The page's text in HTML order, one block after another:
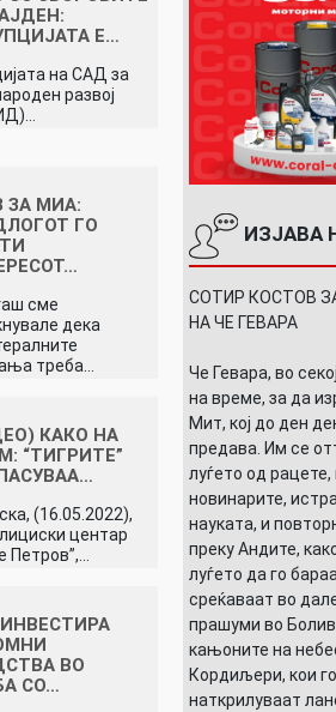
Е…
на САД за
развој
ЗА МИА:
ГО
сме
дека
треба…
КАКО НА
“ТИГРИТЕ”
(16.05.2022),
центар
Петров”,…
ВО
СО…
ИЗЈАВА
СОТИР КОСТОВ
НА ЧЕ ГЕВАРА
Че Гевара, во
на време, за да
Мит, кој до ден
предава. Им се
луѓето од рацете,
новинарите,
науката, и
преку Андите,
луѓето да го
среќаваат во
прашуми во
кањоните на
Кордиљери, кои го
наткрилуваат